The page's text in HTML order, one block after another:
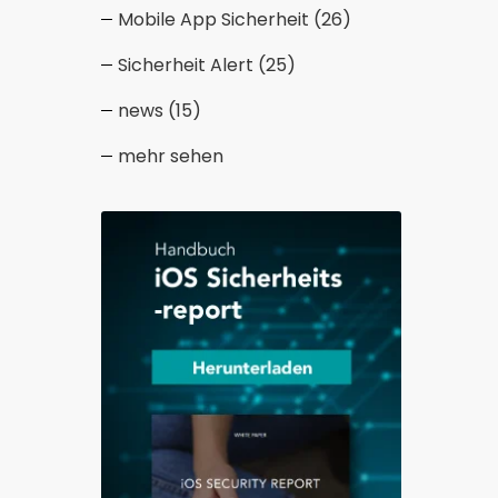
Mobile App Sicherheit (26)
Sicherheit Alert (25)
news (15)
mehr sehen